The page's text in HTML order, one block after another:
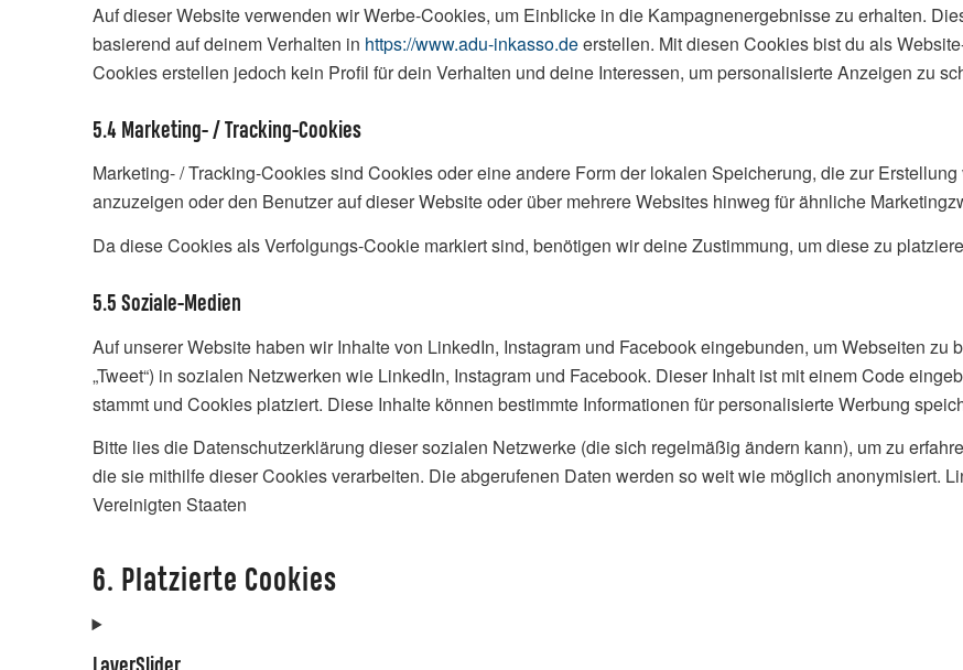
Auf dieser Website verwenden wir Werbe-Cookies, um Einblicke in die Kampagnenergebnisse zu erhalten.
basierend auf deinem Verhalten in https://www.adu-inkasso.deerstellen. Mit diesen Cookies bist du als
Cookies erstellen jedoch kein Profil für dein Verhalten und deine Interessen, um personalisierte Anzeigen zu
5.4 Marketing- / Tracking-Cookies
Marketing- / Tracking-Cookies sind Cookies oder eine andere Form der lokalen Speicherung, die zur
anzuzeigen oder den Benutzer auf dieser Website oder über mehrere Websites hinweg für ähnliche
Da diese Cookies als Verfolgungs-Cookie markiert sind, benötigen wir deine Zustimmung, um diese zu
5.5 Soziale-Medien
Auf unserer Website haben wir Inhalte von LinkedIn, Instagram und Facebook eingebunden, um Webseiten zu
„Tweet“) in sozialen Netzwerken wie LinkedIn, Instagram und Facebook. Dieser Inhalt ist mit einem Code
stammt und Cookies platziert. Diese Inhalte können bestimmte Informationen für personalisierte Werbung
Bitte lies die Datenschutzerklärung dieser sozialen Netzwerke (die sich regelmäßig ändern kann), um zu
die sie mithilfe dieser Cookies verarbeiten. Die abgerufenen Daten werden so weit wie möglich anonymisiert.
Vereinigten Staaten
6. Platzierte Cookies